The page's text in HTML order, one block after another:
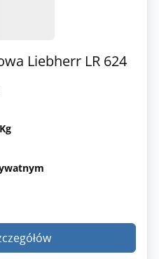
Liebherr LR 624